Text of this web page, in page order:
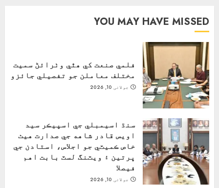
YOU MAY HAVE MISSED
فلمي صنعت کي ھٿي وٺرائڻ سميت
مختلف معاملن جو تفصيلي جائزو
جولائی 10, 2026
سنڌ اسيمبلي جي اسپيڪر سيد
اويس قادر شاهه جي صدارت هيٺ
خاص ڪميٽي جو اجلاس، استادن جي
ڀرتين ۽ ويٽنگ لسٽ بابت اهم
فيصلا
جولائی 10, 2026